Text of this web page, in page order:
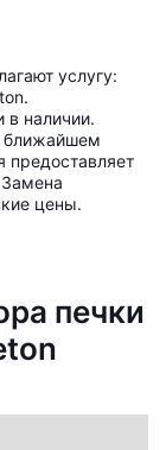
услугу:
в наличии.
ближайшем
предоставляет
цены.
печки